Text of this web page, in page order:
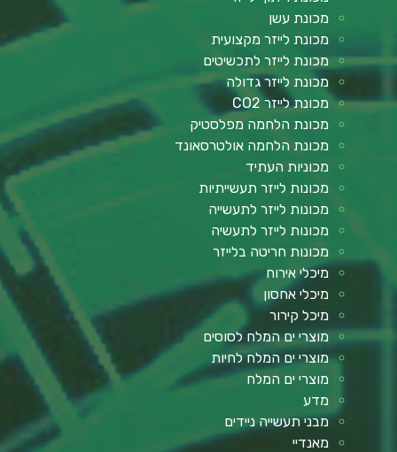
מכונת עשן
מכונת לייזר מקצועית
מכונת לייזר לתכשיטים
מכונת לייזר גדולה
מכונת לייזר CO2
מכונת הלחמה מפלסטיק
מכונת הלחמה אולטרסאונד
מכוניות העתיד
מכונות לייזר תעשייתיות
מכונות לייזר לתעשייה
מכונות לייזר לתעשיה
מכונות חריטה בלייזר
מיכלי אירוח
מיכלי אחסון
מיכל קירור
מוצרי ים המלח לסוסים
מוצרי ים המלח לחיות
מוצרי ים המלח
מדע
מבני תעשייה ניידים
מאנדיי